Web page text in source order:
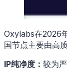
Oxylabs在2026
国节点主要由高
IP纯净度： 较为